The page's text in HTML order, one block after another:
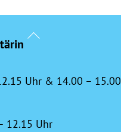
Back
Uhr & 14.00 – 15.00
12.15 Uhr